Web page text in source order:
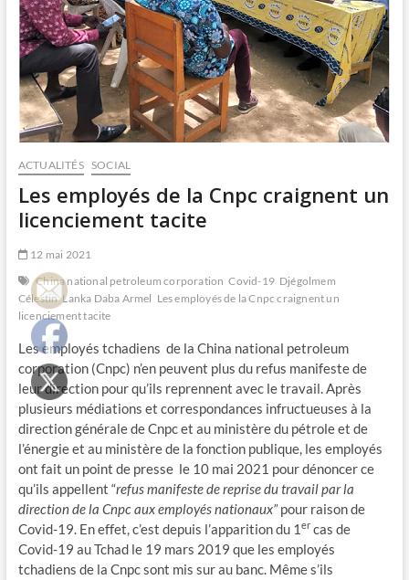
ACTUALITÉS SOCIAL
Les employés de la Cnpc craignent un
licenciement tacite
12 mai 2021
China national petroleum corporation Covid-19 Djégolmem
Célestin Lanka Daba Armel Les employés de la Cnpc craignent un
licenciement tacite
Les employés tchadiens de la China national petroleum
corporation (Cnpc) n’en peuvent plus du refus manifeste de
leur direction pour qu’ils reprennent avec le travail. Après
plusieurs médiations et correspondances infructueuses à la
direction générale de Cnpc et au ministère du pétrole et de
l’énergie et au ministère de la fonction publique, les employés
ont fait un point de presse le 10 mai 2021 pour dénoncer ce
qu’ils appellent “refus manifeste de reprise du travail par la
direction de la Cnpc aux employés nationaux”pour raison de
Covid-19. En effet, c’est depuis l’apparition du 1 ercas de
Covid-19 au Tchad le 19 mars 2019 que les employés
tchadiens de la Cnpc sont mis sur au banc. Même s’ils